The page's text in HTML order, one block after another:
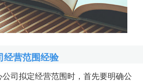
经营范围经验
司拟定经营范围时，首先要明确公